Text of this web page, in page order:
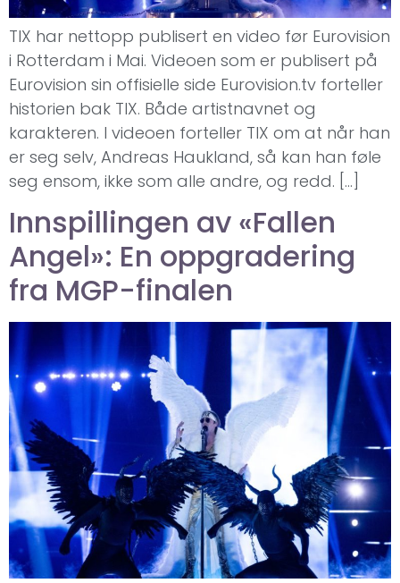
TIX har nettopp publisert en video før Eurovision
i Rotterdam i Mai. Videoen som er publisert på
Eurovision sin offisielle side Eurovision.tv forteller
historien bak TIX. Både artistnavnet og
karakteren. I videoen forteller TIX om at når han
er seg selv, Andreas Haukland, så kan han føle
seg ensom, ikke som alle andre, og redd. […]
Innspillingen av «Fallen
Angel»: En oppgradering
fra MGP-finalen